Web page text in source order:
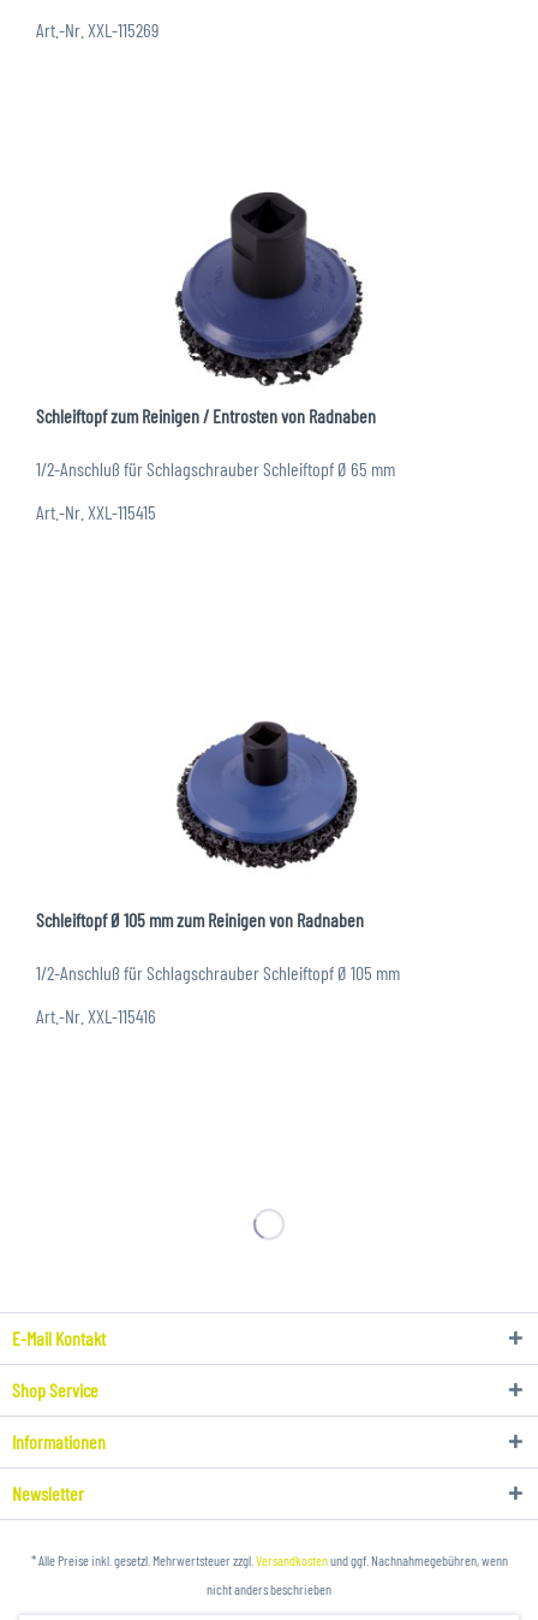
Art.-Nr. XXL-115269
Schleiftopf zum Reinigen / Entrosten von Radnaben
1/2-Anschluß für Schlagschrauber Schleiftopf Ø 65 mm
Art.-Nr. XXL-115415
Schleiftopf Ø 105 mm zum Reinigen von Radnaben
1/2-Anschluß für Schlagschrauber Schleiftopf Ø 105 mm
Art.-Nr. XXL-115416
E-Mail Kontakt
Shop Service
Informationen
Newsletter
* Alle Preise inkl. gesetzl. Mehrwertsteuer zzgl. Versandkostenund ggf. Nachnahmegebühren, wenn
nicht anders beschrieben